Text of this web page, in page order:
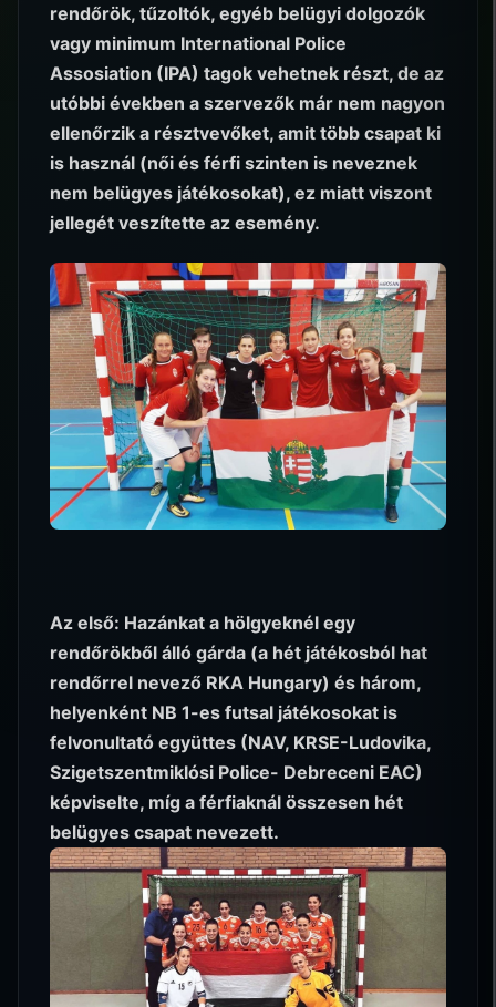
rendőrök, tűzoltók, egyéb belügyi dolgozók
vagy minimum International Police
Assosiation (IPA) tagok vehetnek részt, de az
utóbbi években a szervezők már nem nagyon
ellenőrzik a résztvevőket, amit több csapat ki
is használ (női és férfi szinten is neveznek
nem belügyes játékosokat), ez miatt viszont
jellegét veszítette az esemény.
Az első: Hazánkat a hölgyeknél egy
rendőrökből álló gárda (a hét játékosból hat
rendőrrel nevező RKA Hungary) és három,
helyenként NB 1-es futsal játékosokat is
felvonultató együttes (NAV, KRSE-Ludovika,
Szigetszentmiklósi Police- Debreceni EAC)
képviselte, míg a férfiaknál összesen hét
belügyes csapat nevezett.